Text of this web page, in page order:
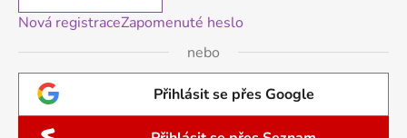
Nová registraceZapomenuté heslo
nebo
Přihlásit se přes Google